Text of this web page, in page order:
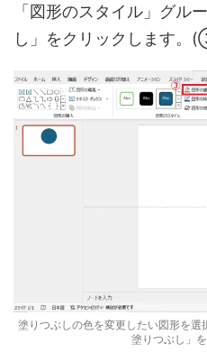
「図形のスタイル」グル
し」をクリックします
塗りつぶしの色を変更したい図形を
塗りつぶし」